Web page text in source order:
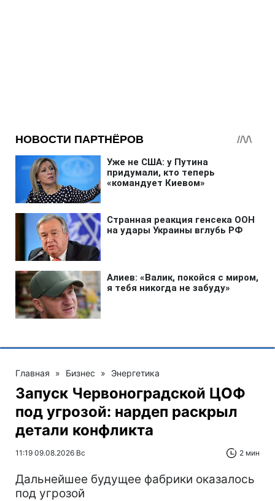
Главная » Бизнес » Энергетика
Запуск Червоноградской ЦОФ
под угрозой: нардеп раскрыл
детали конфликта
11:19 09.08.2026 Вс 2 мин
Дальнейшее будущее фабрики оказалось
под угрозой